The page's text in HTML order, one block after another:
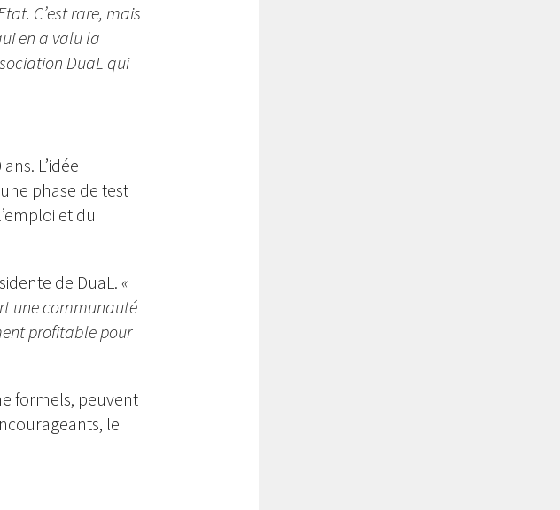
C’est rare, mais
en a valu la
DuaL qui
L’idée
phase de test
et du
de DuaL. «
une communauté
profitable pour
formels, peuvent
le